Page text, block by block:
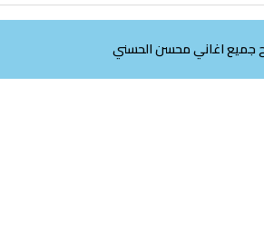
جميع اغاني محسن الحسني